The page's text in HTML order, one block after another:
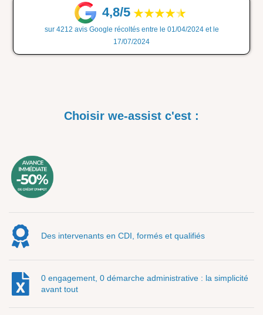
4,8/5
sur 4212 avis Google récoltés entre le 01/04/2024 et le
17/07/2024
Choisir we-assist c'est :
Des intervenants en CDI, formés et qualifiés
0 engagement, 0 démarche administrative : la simplicité
avant tout